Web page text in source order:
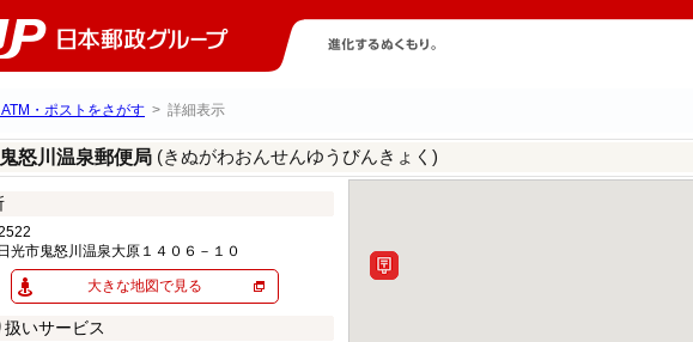
・ポストをさがす > 詳細表示
鬼怒川温泉郵便局 (きぬがわおんせんゆうびんきょく)
光市鬼怒川温泉大原１４０６－１０
大きな地図で見る
扱いサービス